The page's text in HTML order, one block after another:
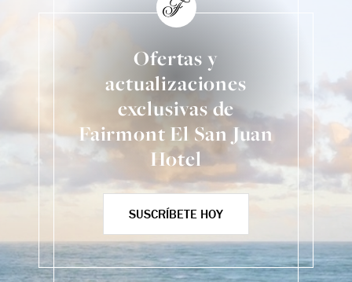
Ofertas y
actualizaciones
exclusivas de
Fairmont El San Juan
Hotel
SUSCRÍBETE HOY